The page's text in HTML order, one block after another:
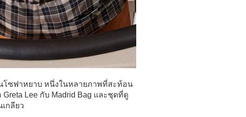
นโซฟาหยาบ หนึ่งในหลายภาพที่สะท้อน
Lee กับ Madrid Bag และชุดที่ดู
กลียว